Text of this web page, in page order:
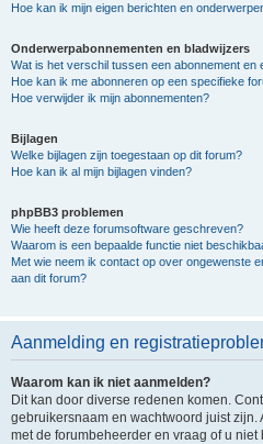
Hoe kan ik mijn eigen berichten en
Onderwerpabonnementen en bladwijzers
Wat is het verschil tussen een abonnement en
Hoe kan ik me abonneren op een specifieke
Hoe verwijder ik mijn abonnementen?
Bijlagen
Welke bijlagen zijn toegestaan op dit forum?
Hoe kan ik al mijn bijlagen vinden?
phpBB3 problemen
Wie heeft deze forumsoftware geschreven?
Waarom is een bepaalde functie niet
Met wie neem ik contact op over ongewenste
aan dit forum?
Aanmelding en
Waarom kan ik niet aanmelden?
Dit kan door diverse redenen komen.
gebruikersnaam en wachtwoord juist zijn.
met de forumbeheerder en vraag of u